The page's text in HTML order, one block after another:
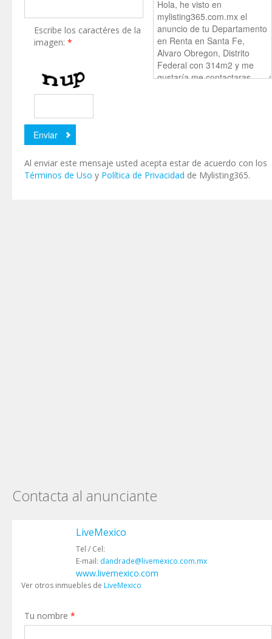
Escribe los caractéres de la
imagen:*
Al enviar este mensaje usted acepta estar de acuerdo con los
Términos de Uso y Política de Privacidad de Mylisting365.
Contacta al anunciante
LiveMexico
Tel / Cel:
E-mail: dandrade@livemexico.com.mx
www.livemexico.com
Ver otros inmuebles de LiveMexico
Tu nombre *